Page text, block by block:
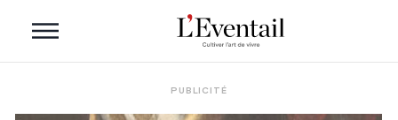
PUBLICITÉ